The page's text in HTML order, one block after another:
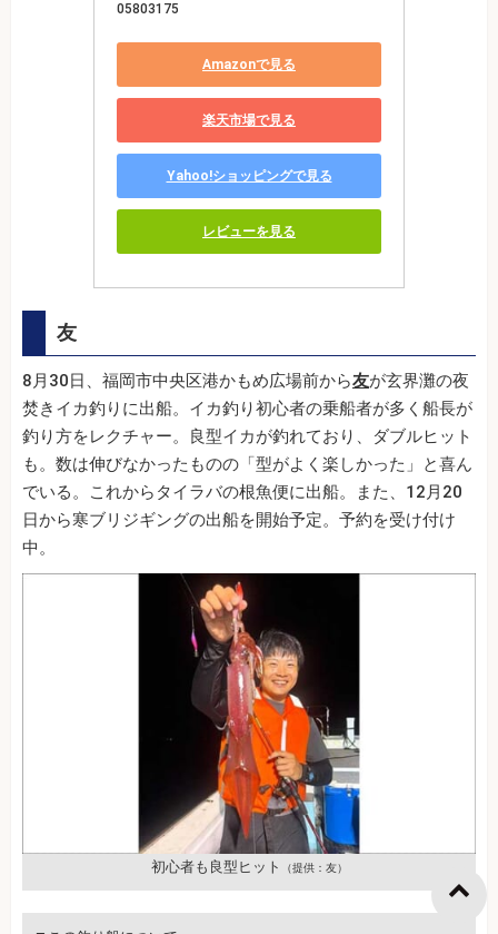
05803175
Amazonで見る
楽天市場で見る
Yahoo!ショッピングで見る
レビューを見る
友
8月30日、福岡市中央区港かもめ広場前から友が玄界灘の夜
焚きイカ釣りに出船。イカ釣り初心者の乗船者が多く船長が
釣り方をレクチャー。良型イカが釣れており、ダブルヒット
も。数は伸びなかったものの「型がよく楽しかった」と喜ん
でいる。これからタイラバの根魚便に出船。また、12月20
日から寒ブリジギングの出船を開始予定。予約を受け付け
中。
初心者も良型ヒット （提供：友）